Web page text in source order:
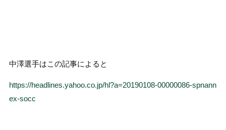
中澤選手はこの記事によると
https://headlines.yahoo.co.jp/hl?a=20190108-00000086-spnann
ex-socc